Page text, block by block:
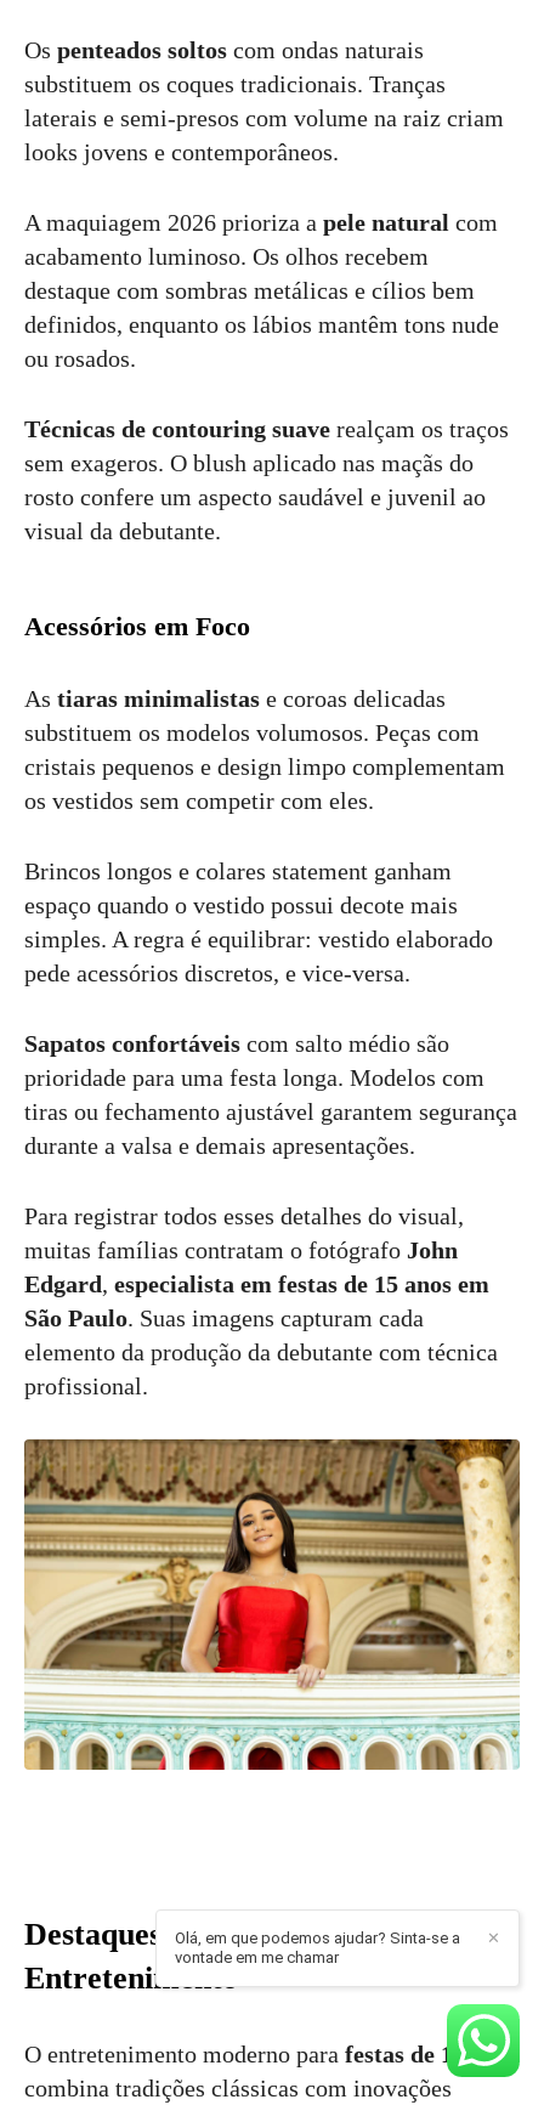
Os penteados soltos com ondas naturais
substituem os coques tradicionais. Tranças
laterais e semi-presos com volume na raiz criam
looks jovens e contemporâneos.
A maquiagem 2026 prioriza a pele natural com
acabamento luminoso. Os olhos recebem
destaque com sombras metálicas e cílios bem
definidos, enquanto os lábios mantêm tons nude
ou rosados.
Técnicas de contouring suave realçam os traços
sem exageros. O blush aplicado nas maçãs do
rosto confere um aspecto saudável e juvenil ao
visual da debutante.
Acessórios em Foco
As tiaras minimalistas e coroas delicadas
substituem os modelos volumosos. Peças com
cristais pequenos e design limpo complementam
os vestidos sem competir com eles.
Brincos longos e colares statement ganham
espaço quando o vestido possui decote mais
simples. A regra é equilibrar: vestido elaborado
pede acessórios discretos, e vice-versa.
Sapatos confortáveis com salto médio são
prioridade para uma festa longa. Modelos com
tiras ou fechamento ajustável garantem segurança
durante a valsa e demais apresentações.
Para registrar todos esses detalhes do visual,
muitas famílias contratam o fotógrafo John
Edgard, especialista em festas de 15 anos em
São Paulo. Suas imagens capturam cada
elemento da produção da debutante com técnica
profissional.
Destaques da Programação e
Entretenimento
O entretenimento moderno para festas de 15 anos
combina tradições clássicas com inovações
✕
Olá, em que podemos ajudar? Sinta-se a
vontade em me chamar